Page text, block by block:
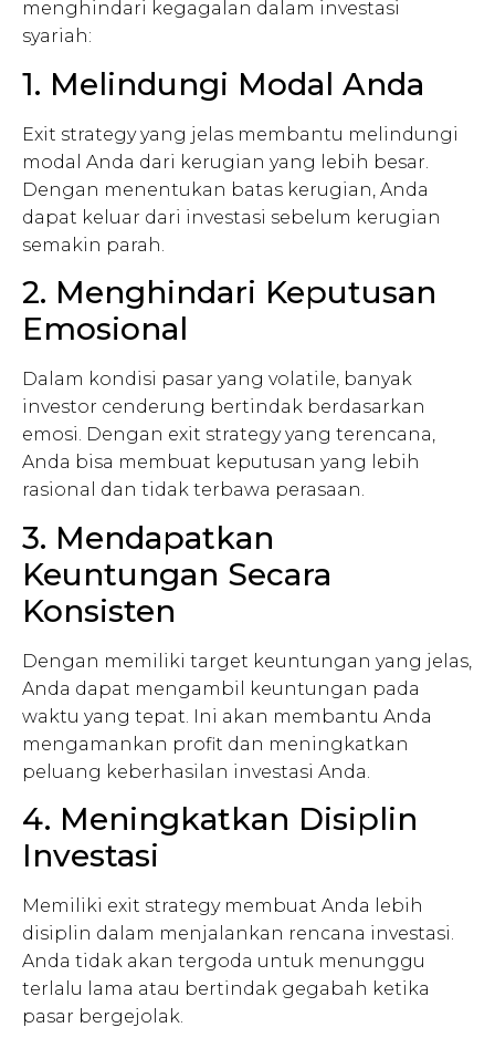
menghindari kegagalan dalam investasi
syariah:
1. Melindungi Modal Anda
Exit strategy yang jelas membantu melindungi
modal Anda dari kerugian yang lebih besar.
Dengan menentukan batas kerugian, Anda
dapat keluar dari investasi sebelum kerugian
semakin parah.
2. Menghindari Keputusan
Emosional
Dalam kondisi pasar yang volatile, banyak
investor cenderung bertindak berdasarkan
emosi. Dengan exit strategy yang terencana,
Anda bisa membuat keputusan yang lebih
rasional dan tidak terbawa perasaan.
3. Mendapatkan
Keuntungan Secara
Konsisten
Dengan memiliki target keuntungan yang jelas,
Anda dapat mengambil keuntungan pada
waktu yang tepat. Ini akan membantu Anda
mengamankan profit dan meningkatkan
peluang keberhasilan investasi Anda.
4. Meningkatkan Disiplin
Investasi
Memiliki exit strategy membuat Anda lebih
disiplin dalam menjalankan rencana investasi.
Anda tidak akan tergoda untuk menunggu
terlalu lama atau bertindak gegabah ketika
pasar bergejolak.